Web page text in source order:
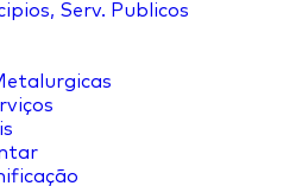
Serv. Publicos